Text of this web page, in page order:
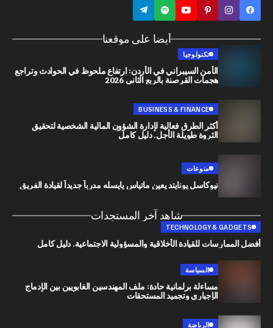
أيضا على موقعنا
الأمن السيبراني في الأردن: ارتفاع ملحوظ في الحوادث وتراجع
هجمات القرصنة بالربع الثاني 2026
BUSINESS & FINANCE
أكثر الطرق فعالية لإدارة الشؤون المالية الشخصية لتحقيق
الثروة طويلة الأجل. دليل كامل
نيوكاسل يونايتد يعين ماتياس يايسله مدرباً جديداً لقيادة الفريق
شاهد آخر المستجدات
TECHNOLOGY &
للقيادة الأخلاقية والمسؤولية الاجتماعية. دليل كامل
مساءلة برلمانية حادة: ملف المهندسين الغابويين بين الإدماج
الإجباري وتجميد المستحقات
الرياضة